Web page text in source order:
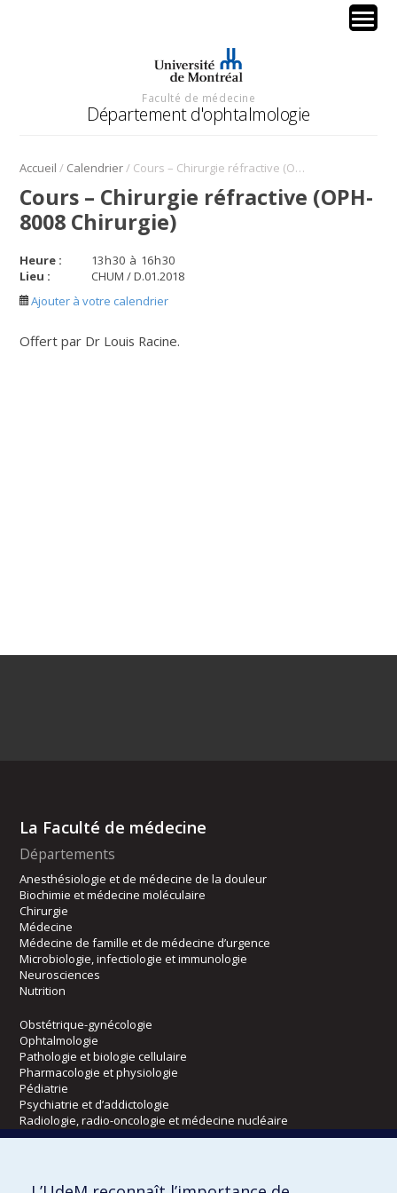
Faculté de médecine
Département d'ophtalmologie
Accueil / Calendrier/ Cours – Chirurgie réfractive (OPH-8008 Chirurgie)
Cours – Chirurgie réfractive (OPH-
8008 Chirurgie)
Heure : 13h30 à 16h30
Lieu :
CHUM / D.01.2018
Ajouter à votre calendrier
Offert par Dr Louis Racine.
La Faculté de médecine
Départements
Anesthésiologie et de médecine de la douleur
Biochimie et médecine moléculaire
Chirurgie
Médecine
Médecine de famille et de médecine d’urgence
Microbiologie, infectiologie et immunologie
Neurosciences
Nutrition
Obstétrique-gynécologie
Ophtalmologie
Pathologie et biologie cellulaire
Pharmacologie et physiologie
Pédiatrie
Psychiatrie et d’addictologie
Radiologie, radio-oncologie et médecine nucléaire